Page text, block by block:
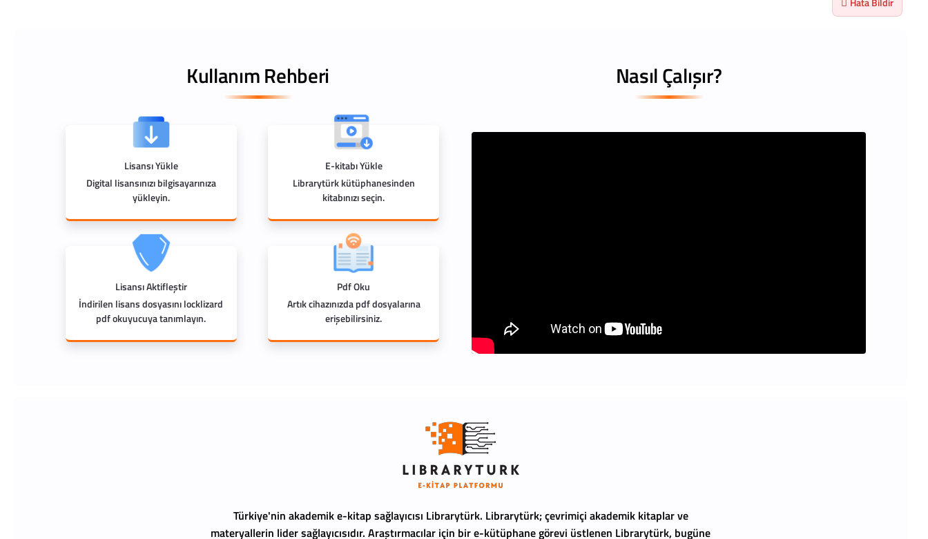
Kullanım Rehberi
Lisansı Yükle
Digital lisansınızı bilgisayarınıza
yükleyin.
E-kitabı Yükle
Librarytürk kütüphanesinden
kitabınızı seçin.
Lisansı Aktifleştir
İndirilen lisans dosyasını locklizard
pdf okuyucuya tanımlayın.
Pdf Oku
Artık cihazınızda pdf dosyalarına
erişebilirsiniz.
Nasıl Çalışır?
Türkiye'nin akademik e-kitap sağlayıcısı Librarytürk. Librarytürk; çevrimiçi akademik kitaplar ve
materyallerin lider sağlayıcısıdır. Araştırmacılar için bir e-kütüphane görevi üstlenen Librarytürk, bugüne